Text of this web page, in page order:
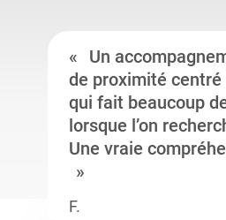
Un
de proximité centré
qui fait beaucoup
lorsque l’on
Une vraie
F.